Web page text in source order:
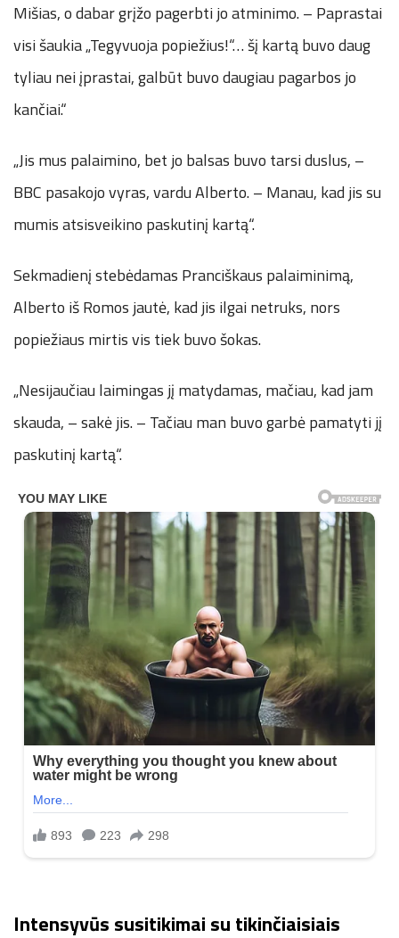
Mišias, o dabar grįžo pagerbti jo atminimo. – Paprastai
visi šaukia „Tegyvuoja popiežius!“… šį kartą buvo daug
tyliau nei įprastai, galbūt buvo daugiau pagarbos jo
kančiai.“
„Jis mus palaimino, bet jo balsas buvo tarsi duslus, –
BBC pasakojo vyras, vardu Alberto. – Manau, kad jis su
mumis atsisveikino paskutinį kartą“.
Sekmadienį stebėdamas Pranciškaus palaiminimą,
Alberto iš Romos jautė, kad jis ilgai netruks, nors
popiežiaus mirtis vis tiek buvo šokas.
„Nesijaučiau laimingas jį matydamas, mačiau, kad jam
skauda, – sakė jis. – Tačiau man buvo garbė pamatyti jį
paskutinį kartą“.
Intensyvūs susitikimai su tikinčiaisiais